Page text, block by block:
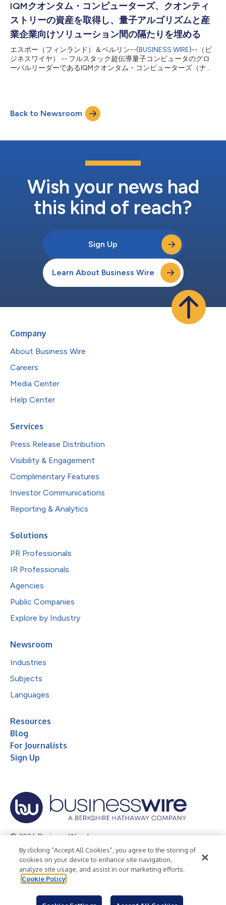
Halocene H4は、量子誤り訂正とNISQ量子ビットを組み合わせ
た、同種のオンプレミス型超伝導量子コンピューターとして初と
なる最先端のシステムです。同システムは2027年に納入され、
その後、論理量子ビット数を段階的に増やす一連のアップグレー
ドが複数段階にわたって実施される予定です。 IQM Halocene H4
およびそのアップグレード後のシステムにより、LUMIコンソーシ
アムのユーザーは初めて、世界最高水準のシステム上で量子誤り
訂正（QEC）の概念を開発・実装できるようになります...
IQMクオンタム・コンピューターズ、クオンティ
ストリーの資産を取得し、量子アルゴリズムと産
業企業向けソリューション間の隔たりを埋める
エスポー（フィンランド）＆ベルリン--(BUSINESS WIRE)--（ビ
ジネスワイヤ） -- フルスタック超伝導量子コンピュータのグロ
ーバルリーダーであるIQMクオンタム・コンピューターズ（ナス
ンティストリーの特定の資産を取得したことを発表しました。
対象となる資産には、独自のソフトウェアアプリケーション、ア
ルゴリズム、および知的財産が含まれます。また、IQMはクオン
開発人材を維持することにより、シームレスな事業継続および迅
得は、IQMがReal Asset Acquisition Corp.（RAAQ）との事業統
合を完了したのと同時に最近成立し、これによりIQMは欧州初の
ティストリーの最先端アプリケーションソフトウェアプラットフ
Back to Newsroom
Wish your news had
this kind of reach?
Sign Up
Learn About Business Wire
Company
About Business Wire
Careers
Media Center
Help Center
Services
Press Release Distribution
Visibility & Engagement
Complimentary Features
Investor Communications
Reporting & Analytics
Solutions
PR Professionals
IR Professionals
Agencies
Public Companies
Explore by Industry
Newsroom
Industries
Subjects
Languages
Resources
Blog
For Journalists
Sign Up
© 2026 Business Wire, Inc.
Privacy Policy Cookie Policy
Accessibility Statement
Terms of Use
Legal
By clicking “Accept All Cookies”, you agree to the storing of
cookies on your device to enhance site navigation,
analyze site usage, and assist in our marketing efforts.
Cookie Policy